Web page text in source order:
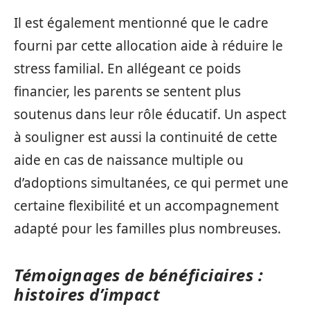
Il est également mentionné que le cadre
fourni par cette allocation aide à réduire le
stress familial. En allégeant ce poids
financier, les parents se sentent plus
soutenus dans leur rôle éducatif. Un aspect
à souligner est aussi la continuité de cette
aide en cas de naissance multiple ou
d’adoptions simultanées, ce qui permet une
certaine flexibilité et un accompagnement
adapté pour les familles plus nombreuses.
Témoignages de bénéficiaires :
histoires d’impact